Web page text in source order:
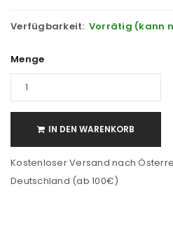
Verfügbarkeit: Vorrätig (kann
Menge
IN DEN WARENKORB
Kostenloser Versand nach
Deutschland (ab 100€)